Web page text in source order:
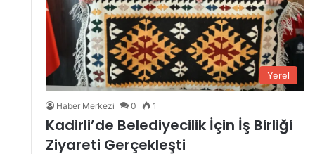
Yerel
Haber Merkezi 0 1
Kadirli’de Belediyecilik İçin İş Birliği
Ziyareti Gerçekleşti